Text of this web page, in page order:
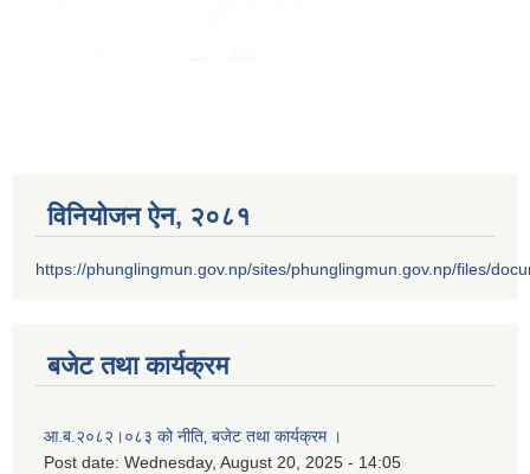
विनियोजन ऐन‚ २०८१
https://phunglingmun.gov.np/sites/phunglingmun.gov.np/files/
बजेट तथा कार्यक्रम
आ.ब.२०८२।०८३ को नीति‚ बजेट तथा कार्यक्रम ।
Post date: Wednesday, August 20, 2025 - 14:05